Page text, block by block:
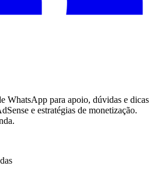
WhatsApp para apoio, dúvidas e dicas
e estratégias de monetização.